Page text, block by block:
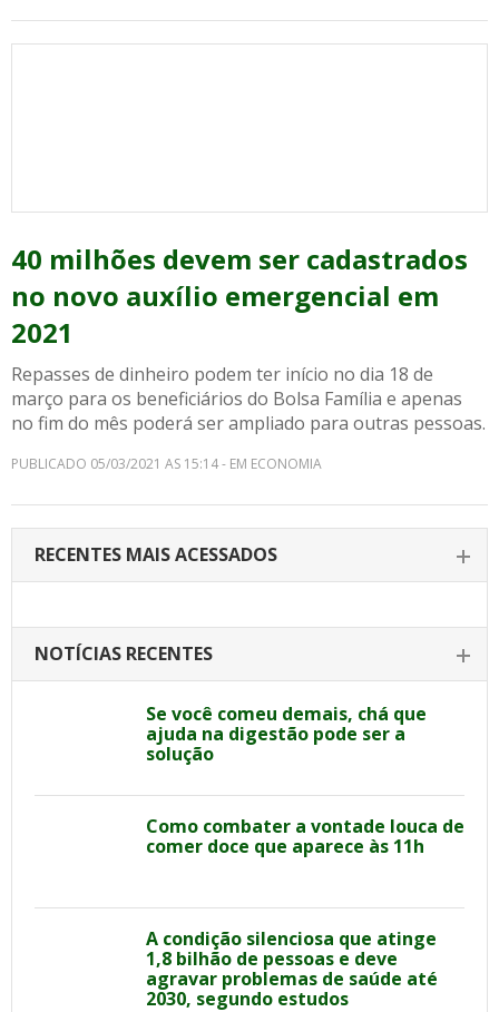
40 milhões devem ser cadastrados
no novo auxílio emergencial em
2021
Repasses de dinheiro podem ter início no dia 18 de
março para os beneficiários do Bolsa Família e apenas
no fim do mês poderá ser ampliado para outras pessoas.
PUBLICADO 05/03/2021 AS 15:14 - EM ECONOMIA
RECENTES MAIS ACESSADOS
NOTÍCIAS RECENTES
Se você comeu demais, chá que
ajuda na digestão pode ser a
solução
Como combater a vontade louca de
comer doce que aparece às 11h
A condição silenciosa que atinge
1,8 bilhão de pessoas e deve
agravar problemas de saúde até
2030, segundo estudos